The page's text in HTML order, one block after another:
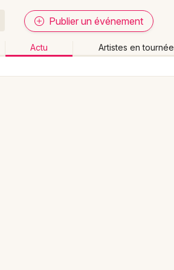
Publier un événement
Actu Artistes en tournée